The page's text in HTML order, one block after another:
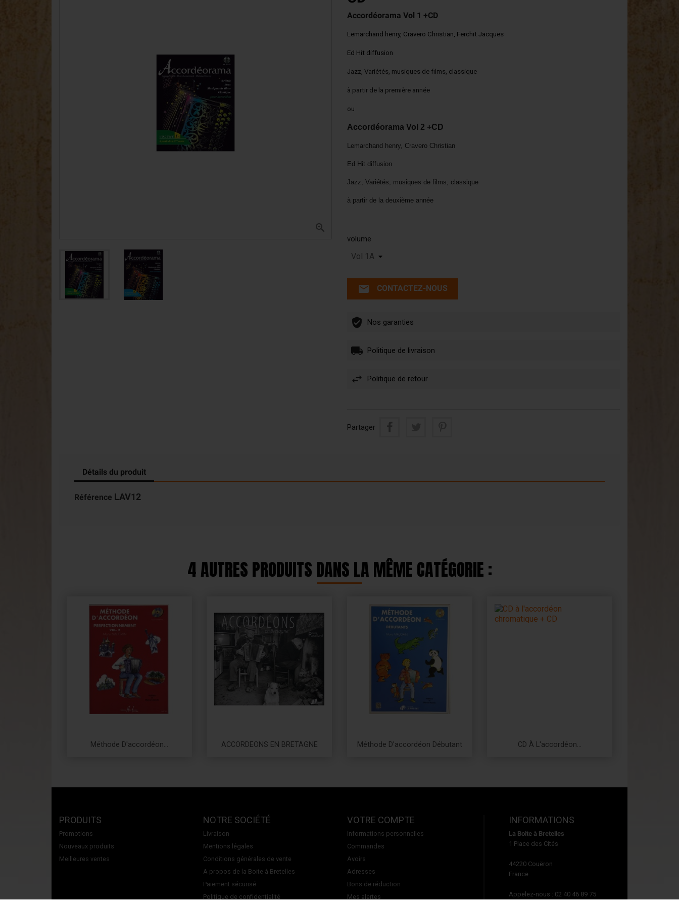
Accordinas

Accordéorama Vol 1 +CD
Lemarchand henry, Cravero Christian, Ferchit Jacques
Ed Hit diffusion
Jazz, Variétés, musiques de films, classique
à partir de la première année
ou
Accordéorama Vol 2 +CD
Lemarchand henry, Cravero Christian
Ed Hit diffusion
Jazz, Variétés, musiques de films, classique
à partir de la deuxième année
volume
email CONTACTEZ-NOUS
Nos garanties
Politique de livraison
Politique de retour
Partager
Détails du produit
Référence LAV12
4 AUTRES PRODUITS DANS LA MÊME CATÉGORIE :
Méthode D'accordéon... ACCORDEONS EN BRETAGNE Méthode D'accordéon Débutant CD À L'accordéon...
PRODUITS
Promotions
Nouveaux produits
Meilleures ventes
NOTRE SOCIÉTÉ
Livraison
Mentions légales
Conditions générales de vente
A propos de la Boite à Bretelles
Paiement sécurisé
Politique de confidentialité
VOTRE COMPTE
Informations personnelles
Commandes
Avoirs
Adresses
Bons de réduction
Mes alertes
INFORMATIONS
La Boite à Bretelles
1 Place des Cités
44220 Couëron
France
Appelez-nous : 02 40 46 89 75